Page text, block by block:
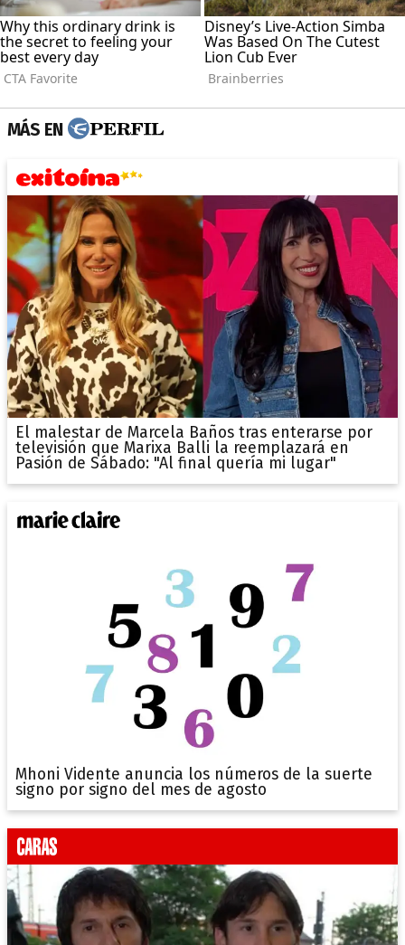
MÁS EN
El malestar de Marcela Baños tras enterarse por
televisión que Marixa Balli la reemplazará en
Pasión de Sábado: "Al final quería mi lugar"
Mhoni Vidente anuncia los números de la suerte
signo por signo del mes de agosto